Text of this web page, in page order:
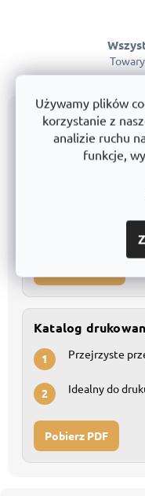
Używamy plików
korzystanie z
analizie ruchu
funkcje,
Wszystkie
Katalog w Excelu
Łatwe
Katalog
1 Przejrzyste
2 Idealny do
Pobierz PDF